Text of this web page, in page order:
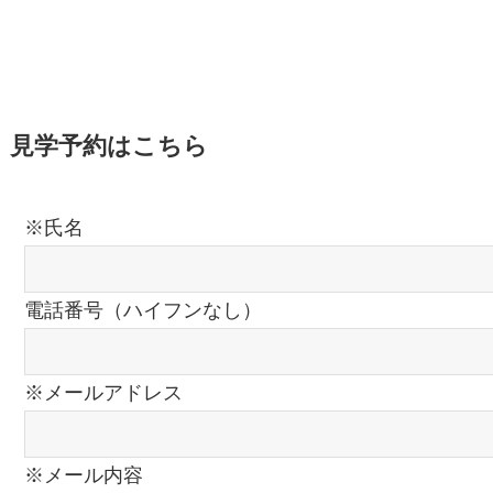
見学予約はこちら
※氏名
電話番号（ハイフンなし）
※メールアドレス
※メール内容